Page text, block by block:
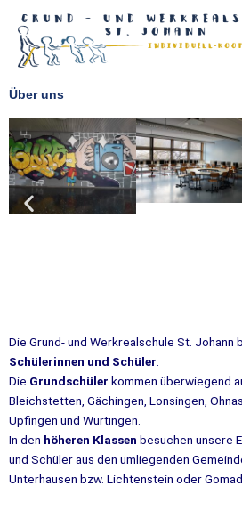
Inhalt
springen
Über uns
Die Grund- und Werkrealschule St. Johann
Schülerinnen und Schüler
Die Grundschüler kommen überwiegend
Bleichstetten, Gächingen, Lonsingen,
Upfingen und Würtingen.
In den höheren Klassen besuchen unsere
und Schüler aus den umliegenden
Unterhausen bzw. Lichtenstein oder